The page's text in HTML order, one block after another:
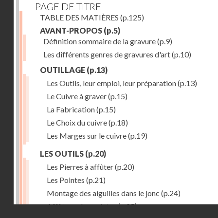
PAGE DE TITRE
TABLE DES MATIÈRES (p.125)
AVANT-PROPOS (p.5)
Définition sommaire de la gravure(p.9)
Les différents genres de gravures d'art(p.10)
OUTILLAGE (p.13)
Les Outils, leur emploi, leur préparation(p.13)
Le Cuivre à graver(p.15)
La Fabrication(p.15)
Le Choix du cuivre(p.18)
Les Marges sur le cuivre(p.19)
LES OUTILS (p.20)
Les Pierres à affûter(p.20)
Les Pointes (p.21)
Montage des aiguilles dans le jonc (p.24)
Affûtage des pointes(p.25)